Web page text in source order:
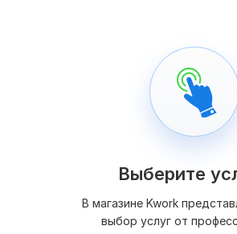
Выберите
В магазине Kwork
выбор услуг от